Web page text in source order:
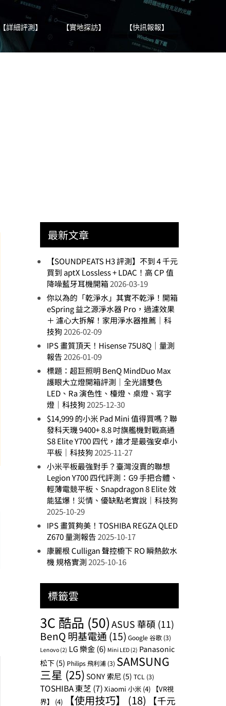
【詳細評測】 【實地探訪】 【快訊報報】
最新文章
【SOUNDPEATS H3 評測】不到 4 千元
買到 aptX Lossless + LDAC！高 CP 值
降噪藍牙耳機開箱2026-03-19
你以為的「乾淨水」其實不乾淨！開箱
eSpring 益之源淨水器 Pro，過濾效果
＋ 濾心大拆解！家用淨水器推薦｜科
技狗2026-02-09
IPS 畫質頂天！Hisense 75U8Q｜量測
報告2026-01-09
標題：超巨照明 BenQ MindDuo Max
護眼大立燈開箱評測｜全光譜雙色
LED、Ra 演色性、檯燈、桌燈、寫字
燈｜科技狗2025-12-30
$14,999 的小米 Pad Mini 值得買嗎？聯
發科天璣 9400+ 8.8 吋旗艦機對戰高通
S8 Elite Y700 四代，誰才是最強安卓小
平板｜科技狗2025-11-27
小米平板最強對手？臺灣沒賣的聯想
Legion Y700 四代評測：G9 手把合體、
輕薄電競平板、Snapdragon 8 Elite 效
能猛爆！災情、優缺點老實說｜科技狗
2025-10-29
IPS 畫質夠美！TOSHIBA REGZA QLED
Z670 量測報告2025-10-17
康麗根 Culligan 聲控櫥下 RO 瞬熱飲水
機 規格實測2025-10-16
標籤雲
3C 酷品 (50)ASUS 華碩 (11)
BenQ 明基電通 (15) Google 谷歌 (3)
Lenovo (2) LG 樂金(6) Mini LED (2) Panasonic
松下 (5) Philips 飛利浦 (3) SAMSUNG
三星 (25) SONY 索尼 (5) TCL (3)
TOSHIBA 東芝 (7) Xiaomi 小米 (4) 【VR視
界】
(4) 【使用技巧】 (18)
【千元